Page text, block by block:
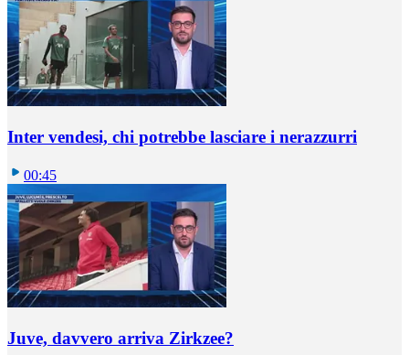
Inter vendesi, chi potrebbe lasciare i nerazzurri
00:45
Juve, davvero arriva Zirkzee?